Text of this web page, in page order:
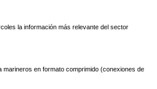
la información más relevante del sector
marineros en formato comprimido (conexiones de